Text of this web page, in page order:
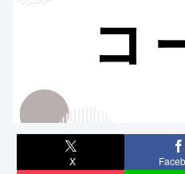
X